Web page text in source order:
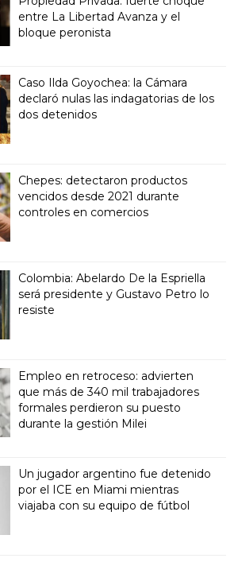
entre La Libertad Avanza y el
bloque peronista
Caso Ilda Goyochea: la Cámara
declaró nulas las indagatorias de los
dos detenidos
Chepes: detectaron productos
vencidos desde 2021 durante
controles en comercios
Colombia: Abelardo De la Espriella
será presidente y Gustavo Petro lo
resiste
Empleo en retroceso: advierten
que más de 340 mil trabajadores
formales perdieron su puesto
durante la gestión Milei
Un jugador argentino fue detenido
por el ICE en Miami mientras
viajaba con su equipo de fútbol